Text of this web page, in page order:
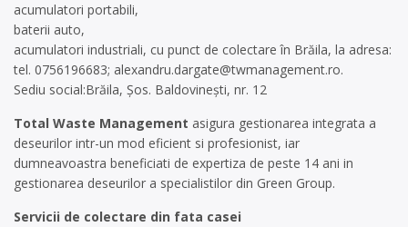
acumulatori portabili,
baterii auto,
acumulatori industriali, cu punct de colectare în Brăila, la adresa:
tel. 0756196683; alexandru.dargate@twmanagement.ro.
Sediu social:Brăila, Șos. Baldovinești, nr. 12
Total Waste Management asigura gestionarea integrata a
deseurilor intr-un mod eficient si profesionist, iar
dumneavoastra beneficiati de expertiza de peste 14 ani in
gestionarea deseurilor a specialistilor din Green Group.
Servicii de colectare din fata casei